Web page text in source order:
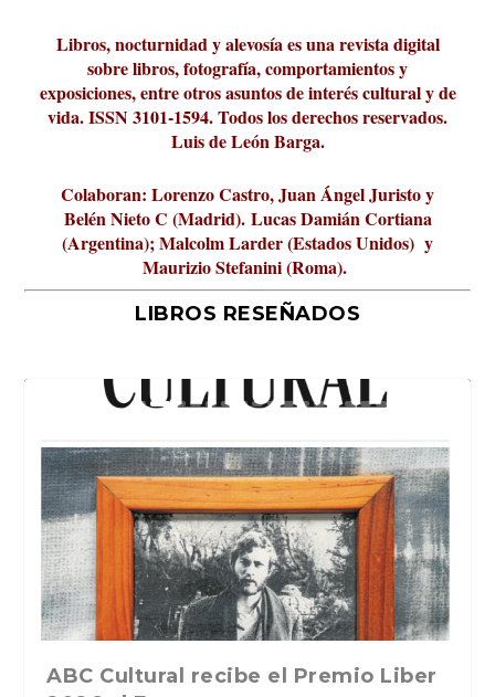
Liber 2026 al Fomento de la Le...
Revista Cultural Turia, númer...
10.000 pasos al día? Lo que d...
paisajística del mar de Sicil...
París
metafísicos de la novela ne...
Libros, nocturnidad y alevosía es una revista digital
sobre libros, fotografía, comportamientos y
exposiciones, entre otros asuntos de interés cultural y de
vida. ISSN 3101-1594. Todos los derechos reservados.
Luis de León Barga.
Colaboran: Lorenzo Castro, Juan Ángel Juristo y
Belén Nieto C (Madrid). Lucas Damián Cortiana
(Argentina); Malcolm Larder (Estados Unidos) y
Maurizio Stefanini (Roma).
LIBROS RESEÑADOS
La verdadera odisea del espacio en
La cultura de la transgresión.